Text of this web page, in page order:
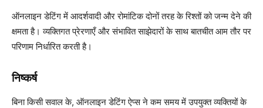
ऑनलाइन डेटिंग में आदर्शवादी और रोमांटिक दोनों तरह के रिश्तों को जन्म देने की
क्षमता है। व्यक्तिगत प्रेरणाएँ और संभावित साझेदारों के साथ बातचीत आम तौर पर
परिणाम निर्धारित करती है।
निष्कर्ष
बिना किसी सवाल के, ऑनलाइन डेटिंग ऐप्स ने कम समय में उपयुक्त व्यक्तियों के